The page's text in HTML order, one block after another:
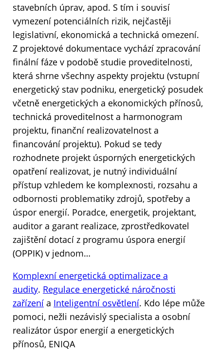
stavebních úprav, apod. S tím i souvisí
vymezení potenciálních rizik, nejčastěji
legislativní, ekonomická a technická omezení.
Z projektové dokumentace vychází zpracování
finální fáze v podobě studie proveditelnosti,
která shrne všechny aspekty projektu (vstupní
energetický stav podniku, energetický posudek
včetně energetických a ekonomických přínosů,
technická proveditelnost a harmonogram
projektu, finanční realizovatelnost a
financování projektu). Pokud se tedy
rozhodnete projekt úsporných energetických
opatření realizovat, je nutný individuální
přístup vzhledem ke komplexnosti, rozsahu a
odbornosti problematiky zdrojů, spotřeby a
úspor energií. Poradce, energetik, projektant,
auditor a garant realizace, zprostředkovatel
zajištění dotací z programu úspora energií
(OPPIK) v jednom…
Komplexní energetická optimalizace a
audity. Regulace energetické náročnosti
zařízení a Inteligentní osvětlení. Kdo lépe může
pomoci, nežli nezávislý specialista a osobní
realizátor úspor energií a energetických
přínosů, ENIQA